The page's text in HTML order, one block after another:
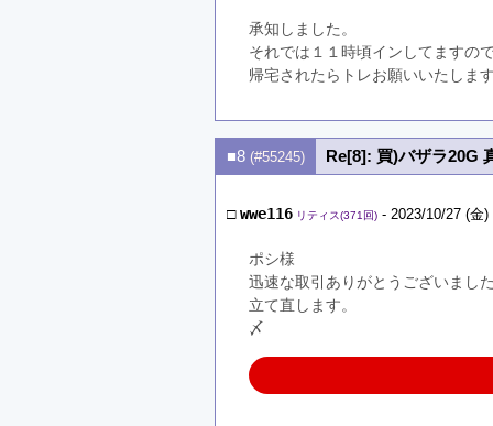
承知しました。
それでは１１時頃インしてますの
帰宅されたらトレお願いいたしま
■8 (#55245) Re[8]: 買)バザラ20G
□wwe116 リティス(371回) - 2023/10/27 (金
ポシ様
迅速な取引ありがとうございまし
立て直します。
〆